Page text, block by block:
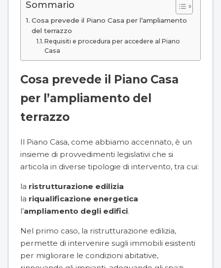
Sommario
Cosa prevede il Piano Casa per l’ampliamento
del terrazzo
Requisiti e procedura per accedere al Piano
Casa
Cosa prevede il Piano Casa
per l’ampliamento del
terrazzo
Il Piano Casa, come abbiamo accennato, è un
insieme di provvedimenti legislativi che si
articola in diverse tipologie di intervento, tra cui:
la ristrutturazione edilizia
la riqualificazione energetica
l’ampliamento degli edifici.
Nel primo caso, la ristrutturazione edilizia,
permette di intervenire sugli immobili esistenti
per migliorare le condizioni abitative,